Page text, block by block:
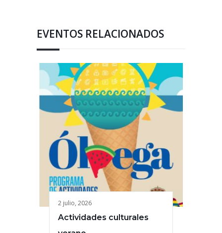
EVENTOS RELACIONADOS
2 julio, 2026
Actividades culturales